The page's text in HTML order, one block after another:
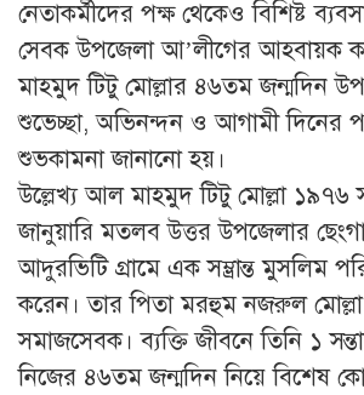
নেতাকর্মীদের পক্ষ থেকেও বিশিষ্ট
সেবক উপজেলা আ’লীগের আহবায়ক
মাহমুদ টিটু মোল্লার ৪৬তম জন্মদিন
শুভেচ্ছা, অভিনন্দন ও আগামী দিনের
শুভকামনা জানানো হয়।
উল্লেখ্য আল মাহমুদ টিটু মোল্লা ১৯৭৬
জানুয়ারি মতলব উত্তর উপজেলার
আদুরভিটি গ্রামে এক সম্ভ্রান্ত মুসলিম
করেন। তার পিতা মরহুম নজরুল মোল্লা
সমাজসেবক। ব্যক্তি জীবনে তিনি ১
নিজের ৪৬তম জন্মদিন নিয়ে বিশেষ